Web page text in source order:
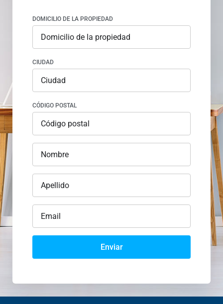
DOMICILIO DE LA PROPIEDAD
CIUDAD
CÓDIGO POSTAL
Enviar